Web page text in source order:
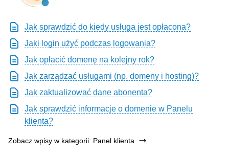
Jak sprawdzić do kiedy usługa jest opłacona?
Jaki login użyć podczas logowania?
Jak opłacić domenę na kolejny rok?
Jak zarządzać usługami (np. domeny i hosting)?
Jak zaktualizować dane abonenta?
Jak sprawdzić informacje o domenie w Panelu
klienta?
Zobacz wpisy w kategorii: Panel klienta